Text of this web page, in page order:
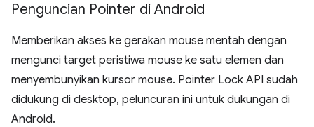
Penguncian Pointer di Android
Memberikan akses ke gerakan mouse mentah dengan
mengunci target peristiwa mouse ke satu elemen dan
menyembunyikan kursor mouse. Pointer Lock API sudah
didukung di desktop, peluncuran ini untuk dukungan di
Android.